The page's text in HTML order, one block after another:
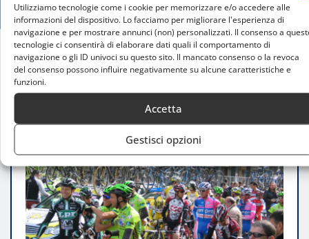
Utilizziamo tecnologie come i cookie per memorizzare e/o accedere alle
informazioni del dispositivo. Lo facciamo per migliorare l'esperienza di
navigazione e per mostrare annunci (non) personalizzati. Il consenso a
tecnologie ci consentirà di elaborare dati quali il comportamento di
navigazione o gli ID univoci su questo sito. Il mancato consenso o la revoca
del consenso possono influire negativamente su alcune caratteristiche e
funzioni.
Accetta
Gestisci opzioni
Home
Milano-Torino 2025: Rho e il ciclismo
internazionale